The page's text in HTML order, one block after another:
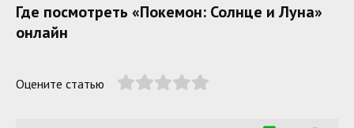
Где посмотреть «Покемон: Солнце и Луна»
онлайн
Оцените статью